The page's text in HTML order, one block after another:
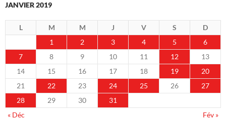
JANVIER 2019
L M M J V S
D
1
2 3 4 5
6
7
8 9 10 11 12
13
14
15 16 17 18 19
20
21
22 23 24 25 26
27
28
29 30
31
« Déc
Fév »